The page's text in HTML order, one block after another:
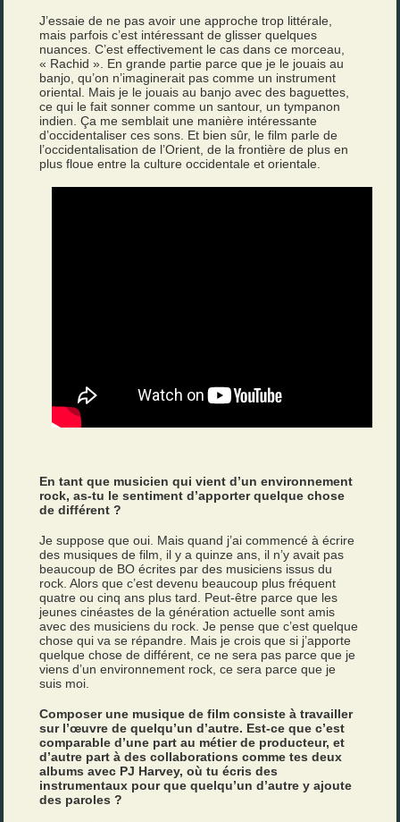
J’essaie de ne pas avoir une approche trop littérale,
mais parfois c’est intéressant de glisser quelques
nuances. C’est effectivement le cas dans ce morceau,
« Rachid ». En grande partie parce que je le jouais au
banjo, qu’on n’imaginerait pas comme un instrument
oriental. Mais je le jouais au banjo avec des baguettes,
ce qui le fait sonner comme un santour, un tympanon
indien. Ça me semblait une manière intéressante
d’occidentaliser ces sons. Et bien sûr, le film parle de
l’occidentalisation de l’Orient, de la frontière de plus en
plus floue entre la culture occidentale et orientale.
En tant que musicien qui vient d’un environnement
rock, as-tu le sentiment d’apporter quelque chose
de différent ?
Je suppose que oui. Mais quand j’ai commencé à écrire
des musiques de film, il y a quinze ans, il n’y avait pas
beaucoup de BO écrites par des musiciens issus du
rock. Alors que c’est devenu beaucoup plus fréquent
quatre ou cinq ans plus tard. Peut-être parce que les
jeunes cinéastes de la génération actuelle sont amis
avec des musiciens du rock. Je pense que c’est quelque
chose qui va se répandre. Mais je crois que si j’apporte
quelque chose de différent, ce ne sera pas parce que je
viens d’un environnement rock, ce sera parce que je
suis moi.
Composer une musique de film consiste à travailler
sur l’œuvre de quelqu’un d’autre. Est-ce que c’est
comparable d’une part au métier de producteur, et
d’autre part à des collaborations comme tes deux
albums avec PJ Harvey, où tu écris des
instrumentaux pour que quelqu’un d’autre y ajoute
des paroles ?